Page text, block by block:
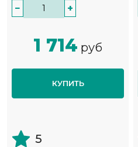
− +
1 714 руб
КУПИТЬ
5